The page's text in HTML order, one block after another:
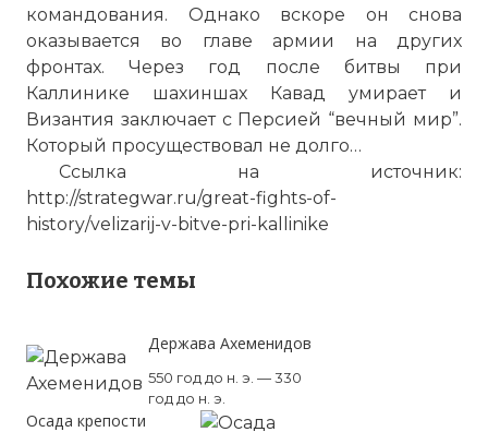
командования. Однако вскоре он снова
оказывается во главе армии на других
фронтах. Через год после битвы при
Каллинике шахиншах Кавад умирает и
Византия заключает с Персией “вечный мир”.
Который просуществовал не долго…
Ссылка на источник:
http://strategwar.ru/great-fights-of-
history/velizarij-v-bitve-pri-kallinike
Похожие темы
Держава Ахеменидов
550 год до н. э. — 330
год до н. э.
Осада крепости